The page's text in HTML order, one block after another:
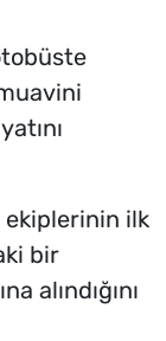
ilk
bir
alındığını